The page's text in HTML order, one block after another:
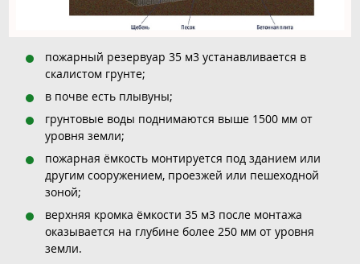
пожарный резервуар 35 м3 устанавливается в
скалистом грунте;
в почве есть плывуны;
грунтовые воды поднимаются выше 1500 мм от
уровня земли;
пожарная ёмкость монтируется под зданием или
другим сооружением, проезжей или пешеходной
зоной;
верхняя кромка ёмкости 35 м3 после монтажа
оказывается на глубине более 250 мм от уровня
земли.